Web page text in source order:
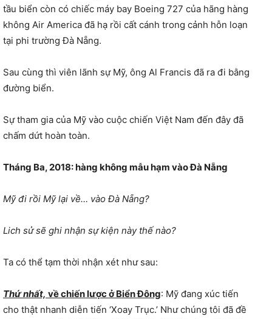
tầu biển còn có chiếc máy bay Boeing 727 của hãng hàng
không Air America đã hạ rồi cất cánh trong cảnh hỗn loạn
tại phi trường Đà Nẵng.
Sau cùng thì viên lãnh sự Mỹ, ông Al Francis đã ra đi bằng
đường biển.
Sự tham gia của Mỹ vào cuộc chiến Việt Nam đến đây đã
chấm dứt hoàn toàn.
Tháng Ba, 2018: hàng không mẫu hạm vào Đà Nẵng
Mỹ đi rồi Mỹ lại về… vào Đà Nẵng?
Lich sử sẽ ghi nhận sự kiện này thế nào?
Ta có thể tạm thời nhận xét như sau:
Thứ nhất, về chiến lược ở Biển Đông: Mỹ đang xúc tiến
cho thật nhanh diễn tiến ‘Xoay Trục.’ Như chúng tôi đã đề